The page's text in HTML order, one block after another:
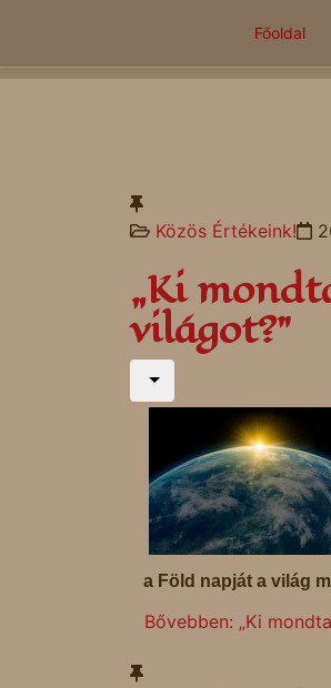
Főoldal
Közös Értékeink!
„Ki
világot?”
a Föld napját a világ
Bővebben: „Ki